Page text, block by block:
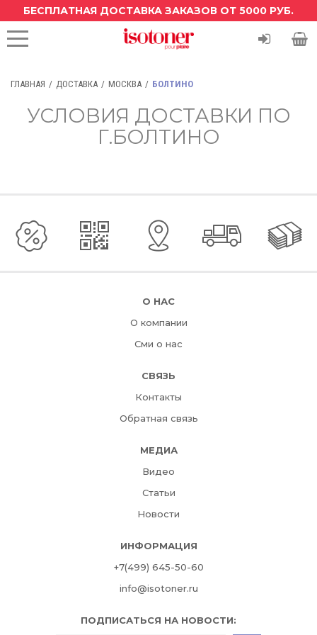
БЕСПЛАТНАЯ ДОСТАВКА ЗАКАЗОВ ОТ 5000 РУБ.
ГЛАВНАЯ ДОСТАВКА МОСКВА БОЛТИНО
УСЛОВИЯ ДОСТАВКИ ПО
Г.БОЛТИНО
О НАС
О компании
Сми о нас
СВЯЗЬ
Контакты
Обратная связь
МЕДИА
Видео
Статьи
Новости
ИНФОРМАЦИЯ
+7(499) 645-50-60
info@isotoner.ru
ПОДПИСАТЬСЯ НА НОВОСТИ: